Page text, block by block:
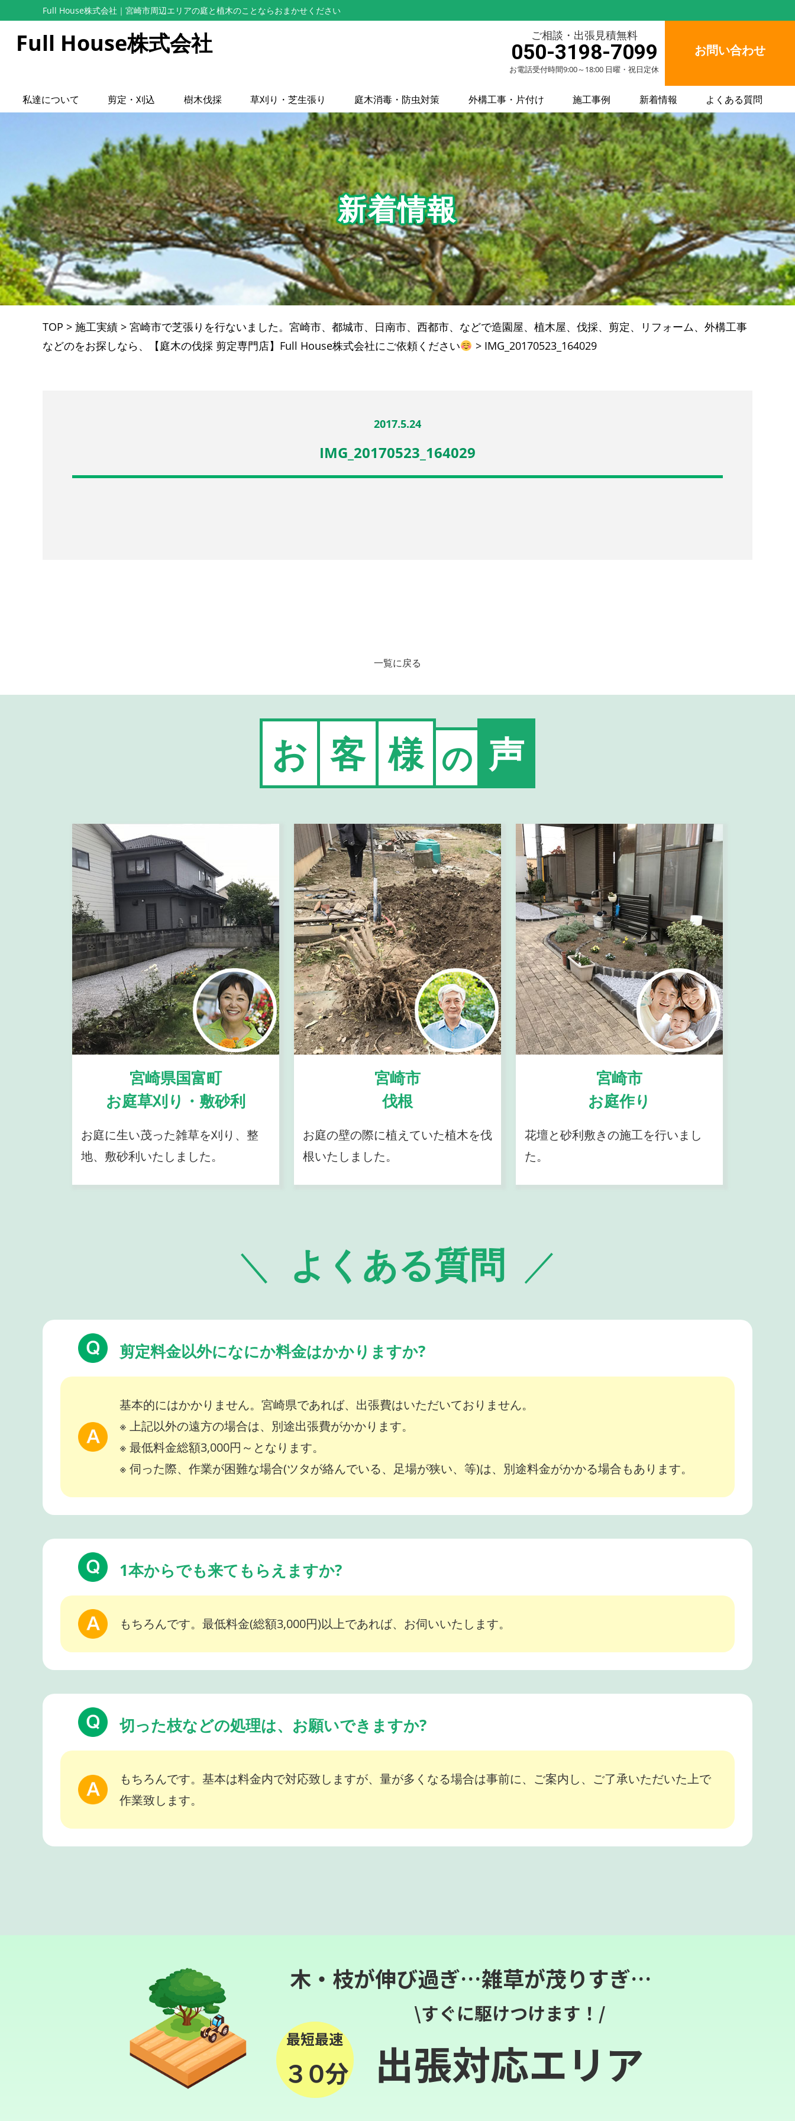
Full House株式会社 ｜宮崎市周辺エリアの庭と植木のことならおまかせください
Full House株式会社 ご相談・出張見積無料
050-3198-7099
お電話受付時間9:00～18:00 日曜・祝日定休
お問い合わせ
私達について 剪定・刈込 樹木伐採 草刈り・芝生張り 庭木消毒・防虫対策 外構工事・片付け 施工事例 新着情報 よくある質問
新着情報
TOP > 施工実績 > 宮崎市で芝張りを行ないました。宮崎市、都城市、日南市、西都市、などで造園屋、植木屋、伐採、剪定、リフォーム、外構工事
などのをお探しなら、【庭木の伐採 剪定専門店】Full House株式会社にご依頼ください
> IMG_20170523_164029
2017.5.24
IMG_20170523_164029
一覧に戻る
お 客 様 の 声
宮崎県国富町
お庭草刈り・敷砂利
お庭に生い茂った雑草を刈り、整
地、敷砂利いたしました。
宮崎市
伐根
お庭の壁の際に植えていた植木を伐
根いたしました。
宮崎市
お庭作り
花壇と砂利敷きの施工を行いまし
た。
よくある質問
剪定料金以外になにか料金はかかりますか?
基本的にはかかりません。宮崎県であれば、出張費はいただいておりません。
※ 上記以外の遠方の場合は、別途出張費がかかります。
※ 最低料金総額3,000円～となります。
※ 伺った際、作業が困難な場合(ツタが絡んでいる、足場が狭い、等)は、別途料金がかかる場合もあります。
1本からでも来てもらえますか?
もちろんです。最低料金(総額3,000円)以上であれば、お伺いいたします。
切った枝などの処理は、お願いできますか?
もちろんです。基本は料金内で対応致しますが、量が多くなる場合は事前に、ご案内し、ご了承いただいた上で
作業致します。
木・枝が伸び過ぎ…雑草が茂りすぎ…
最短最速
３０分
\すぐに駆けつけます！/
出張対応エリア